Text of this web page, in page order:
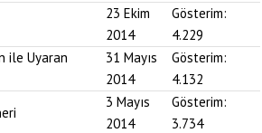
23 Ekim
2014
Gösterim:
4.229
ile Uyaran
31 Mayıs
2014
Gösterim:
4.132
3 Mayıs
2014
Gösterim:
3.734